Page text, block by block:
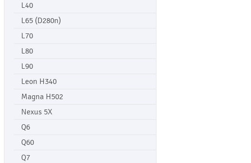
L40
L65 (D280n)
L70
L80
L90
Leon H340
Magna H502
Nexus 5X
Q6
Q60
Q7